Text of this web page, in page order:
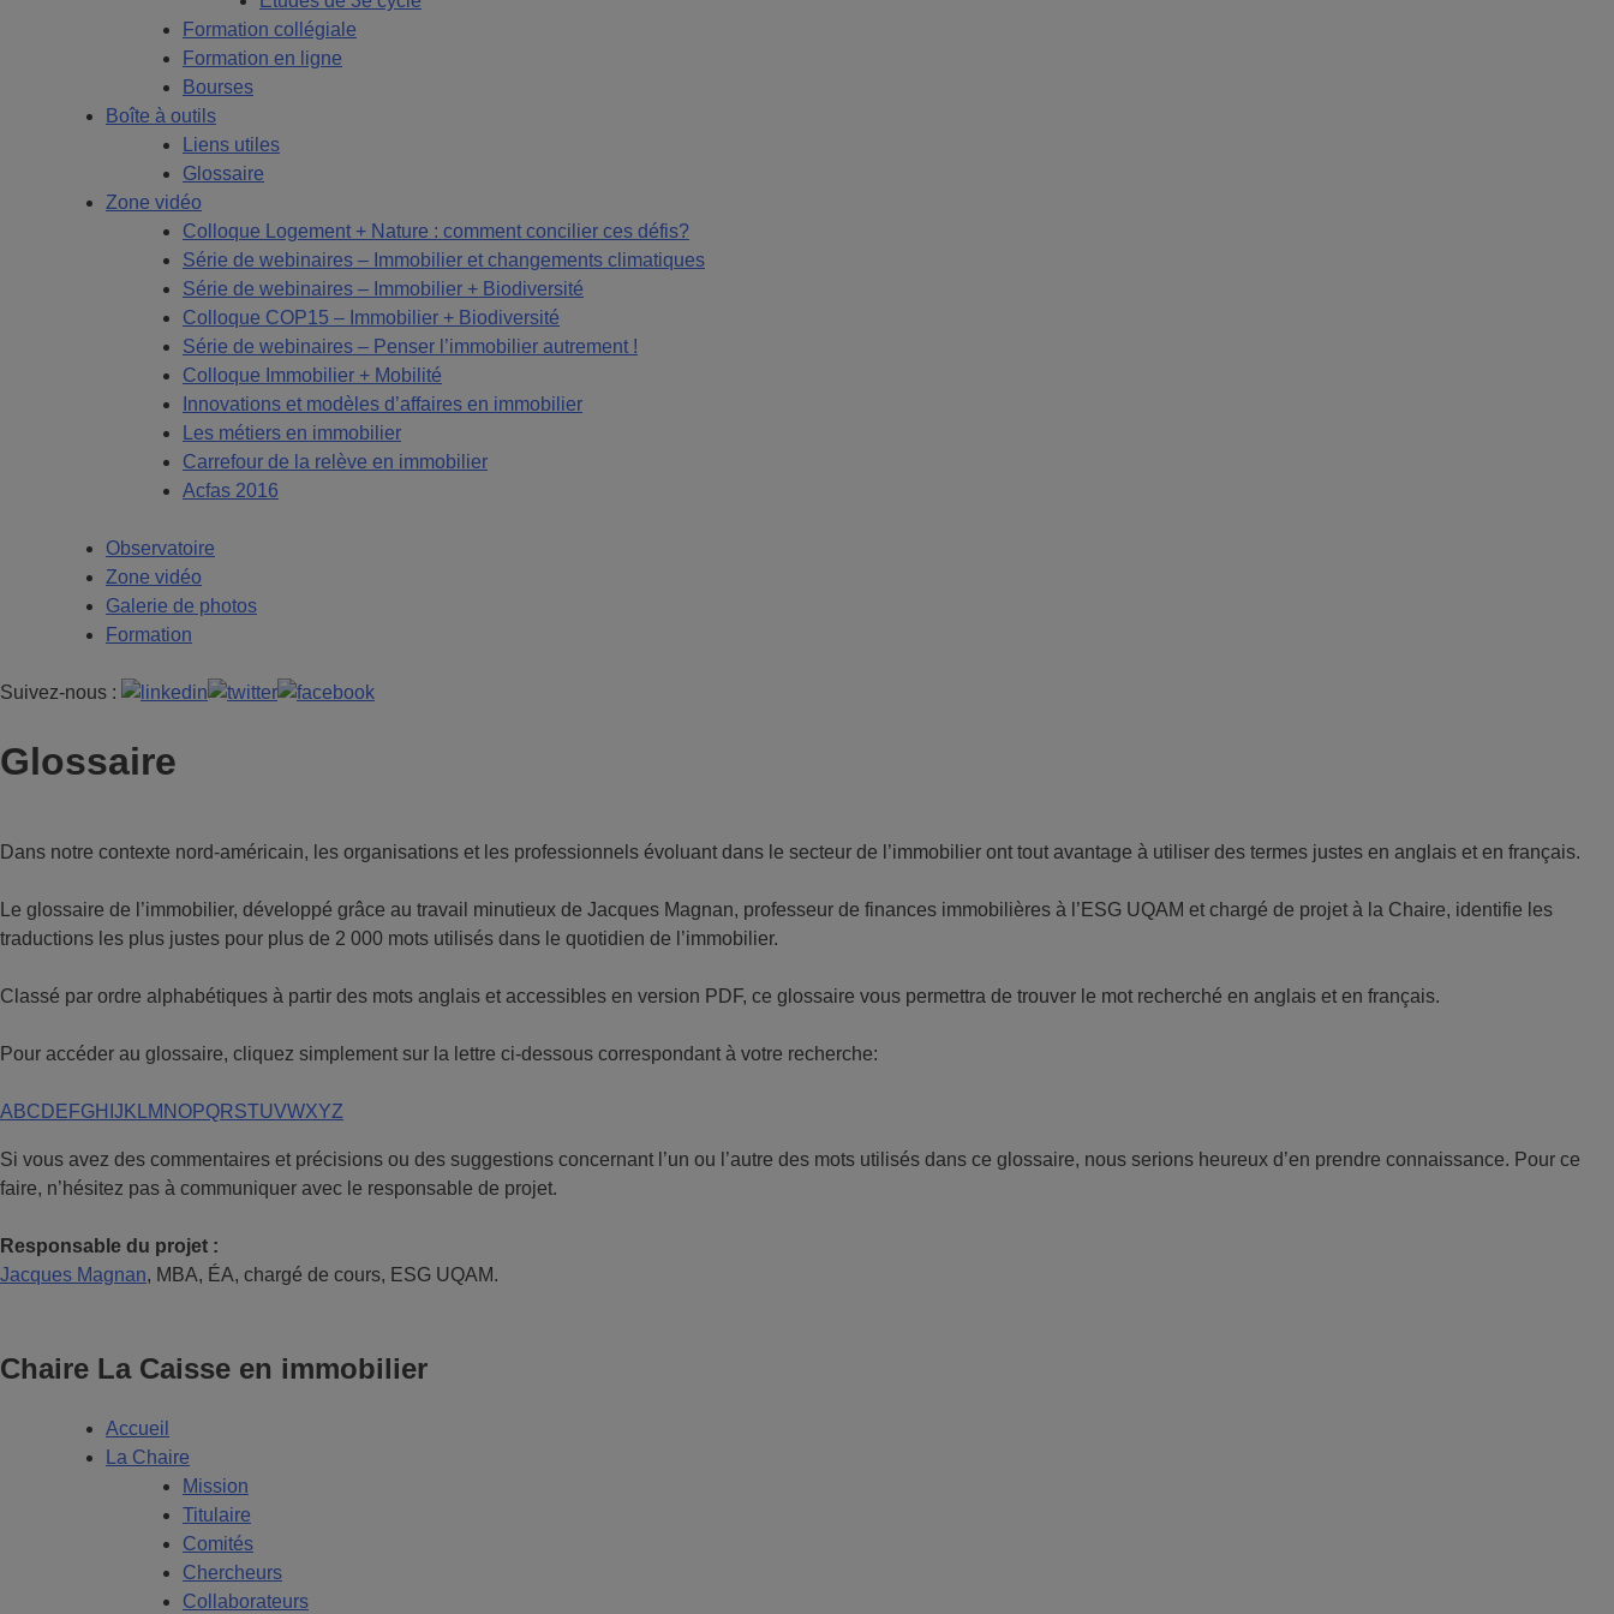
Formation collégiale
Formation en ligne
Bourses
Boîte à outils
Liens utiles
Glossaire
Zone vidéo
Colloque Logement + Nature : comment concilier ces défis?
Série de webinaires – Immobilier et changements climatiques
Série de webinaires – Immobilier + Biodiversité
Colloque COP15 – Immobilier + Biodiversité
Série de webinaires – Penser l’immobilier autrement !
Colloque Immobilier + Mobilité
Innovations et modèles d’affaires en immobilier
Les métiers en immobilier
Carrefour de la relève en immobilier
Acfas 2016
Observatoire
Zone vidéo
Galerie de photos
Formation
Suivez-nous :
Glossaire
Dans notre contexte nord-américain, les organisations et les professionnels évoluant dans le secteur de l’immobilier ont tout avantage à utiliser des termes justes en anglais et en français.
Le glossaire de l’immobilier, développé grâce au travail minutieux de Jacques Magnan, professeur de finances immobilières à l’ESG UQAM et chargé de projet à la Chaire, identifie les
traductions les plus justes pour plus de 2 000 mots utilisés dans le quotidien de l’immobilier.
Classé par ordre alphabétiques à partir des mots anglais et accessibles en version PDF, ce glossaire vous permettra de trouver le mot recherché en anglais et en français.
Pour accéder au glossaire, cliquez simplement sur la lettre ci-dessous correspondant à votre recherche:
ABC D E FGH J K LM N OPQRSTUVWXYZ
Si vous avez des commentaires et précisions ou des suggestions concernant l’un ou l’autre des mots utilisés dans ce glossaire, nous serions heureux d’en prendre connaissance. Pour ce
faire, n’hésitez pas à communiquer avec le responsable de projet.
Responsable du projet :
Jacques Magnan, MBA, ÉA, chargé de cours, ESG UQAM.
Chaire La Caisse en immobilier
Accueil
La Chaire
Mission
Titulaire
Comités
Chercheurs
Collaborateurs